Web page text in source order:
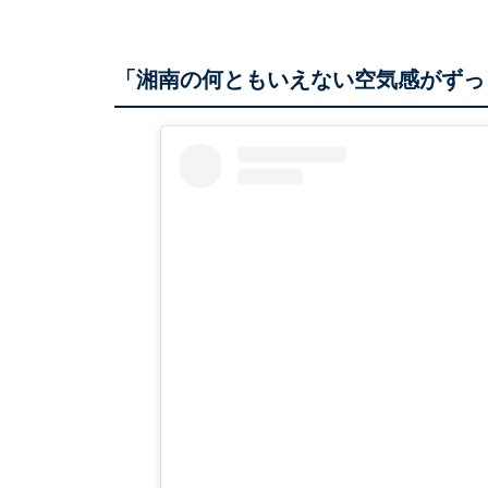
「湘南の何ともいえない空気感がず